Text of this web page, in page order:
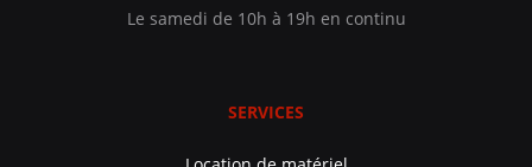
Le samedi de 10h à 19h en continu
SERVICES